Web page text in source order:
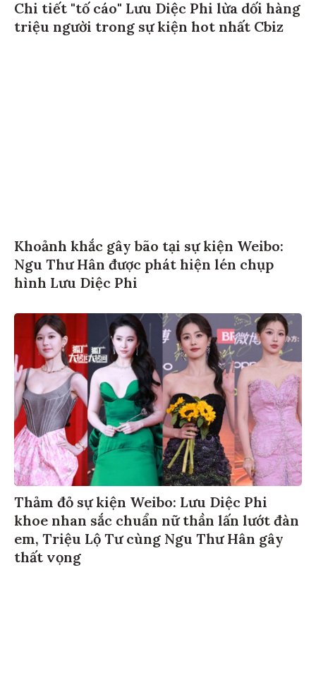
Chi tiết "tố cáo" Lưu Diệc Phi lừa dối hàng
triệu người trong sự kiện hot nhất Cbiz
Khoảnh khắc gây bão tại sự kiện Weibo:
Ngu Thư Hân được phát hiện lén chụp
hình Lưu Diệc Phi
Thảm đỏ sự kiện Weibo: Lưu Diệc Phi
khoe nhan sắc chuẩn nữ thần lấn lướt đàn
em, Triệu Lộ Tư cùng Ngu Thư Hân gây
thất vọng